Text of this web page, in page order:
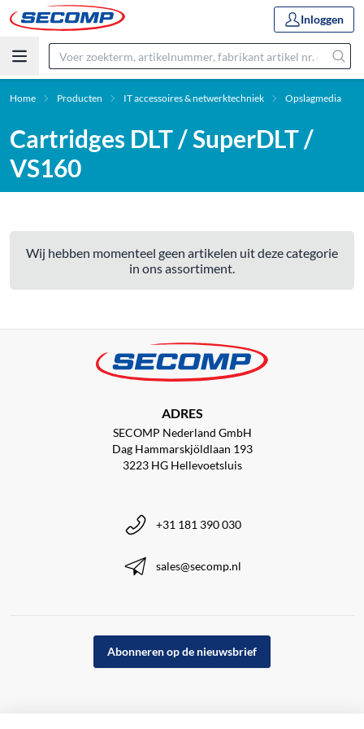
Inloggen
Home Producten IT accessoires & netwerktechniek Opslagmedia
Cartridges DLT / SuperDLT /
VS160
Wij hebben momenteel geen artikelen uit deze categorie
in ons assortiment.
ADRES
SECOMP Nederland GmbH
Dag Hammarskjöldlaan 193
3223 HG Hellevoetsluis
+31 181 390 030
sales@secomp.nl
Abonneren op de nieuwsbrief